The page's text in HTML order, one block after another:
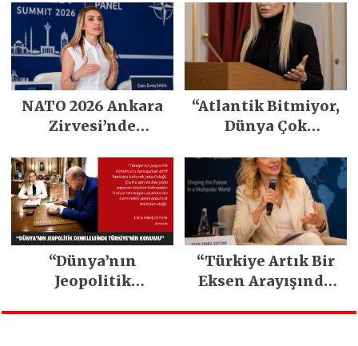
Alanlarına Değer
Katın
Etkisi Nedir?
NATO 2026 Ankara
Zirvesi’nde
Gündemi
“Atlantik Bitmiyor,
Dünya Çok
Geliyor”
“Dünya’nın
Jeopolitik
“Türkiye Artık Bir
Eksen Arayışında